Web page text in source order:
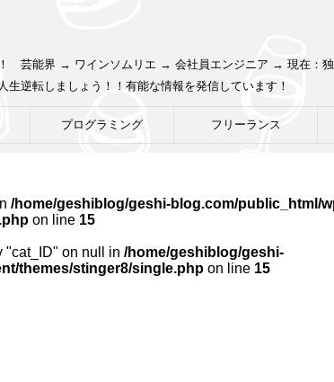
芸能界 → ワインソムリエ → 会社員エンジニア → 現在：独
逆転しましょう！！有能な情報を発信しています！
プログラミング フリーランス
/home/geshiblog/geshi-blog.com/public_html/
on line 15
"cat_ID" on null in /home/geshiblog/geshi-
themes/stinger8/single.php on line 15